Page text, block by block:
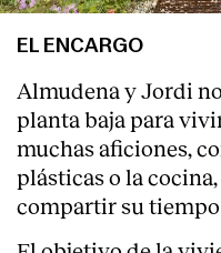
EL ENCARGO
Almudena y Jordi
planta baja para
muchas aficiones,
plásticas o la
compartir su